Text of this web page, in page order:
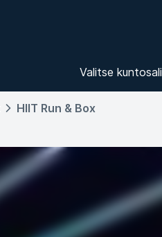
Valitse kuntosali
HIIT Run & Box